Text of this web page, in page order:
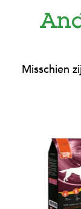
Misschien